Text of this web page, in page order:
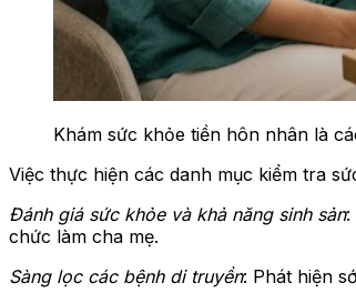
Khám sức khỏe tiền hôn nhân là
Việc thực hiện các danh mục kiểm tra
Đánh giá sức khỏe và khả năng sinh sản:
chức làm cha mẹ.
Sàng lọc các bệnh di truyền: Phát hiện